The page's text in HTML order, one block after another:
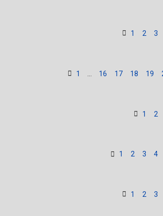
1 2 3
1 … 16 17 18 19
1 2
1 2 3 4
1 2 3